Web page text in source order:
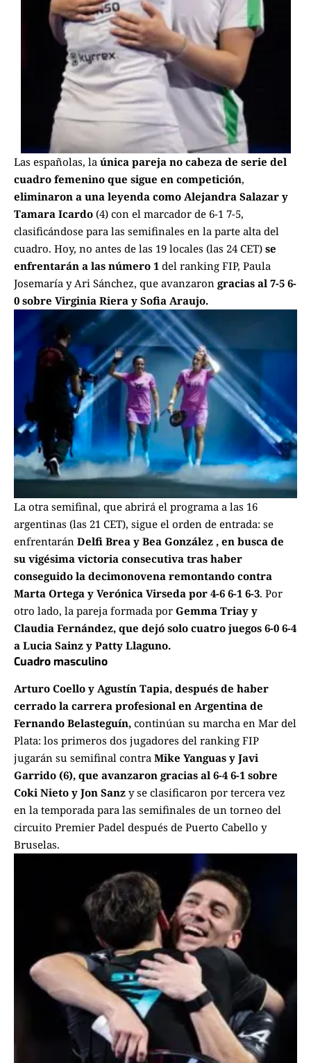
Las españolas, la única pareja no cabeza de serie del
cuadro femenino que sigue en competición,
eliminaron a una leyenda como Alejandra Salazar y
Tamara Icardo (4) con el marcador de 6-1 7-5,
clasificándose para las semifinales en la parte alta del
cuadro. Hoy, no antes de las 19 locales (las 24 CET) se
enfrentarán a las número 1 del ranking FIP, Paula
Josemaría y Ari Sánchez, que avanzaron gracias al 7-5 6-
0 sobre Virginia Riera y Sofia Araujo.
La otra semifinal, que abrirá el programa a las 16
argentinas (las 21 CET), sigue el orden de entrada: se
enfrentarán Delfi Brea y Bea González , en busca de
su vigésima victoria consecutiva tras haber
conseguido la decimonovena remontando contra
Marta Ortega y Verónica Virseda por 4-6 6-1 6-3. Por
otro lado, la pareja formada por Gemma Triay y
Claudia Fernández, que dejó solo cuatro juegos 6-0 6-4
a Lucia Sainz y Patty Llaguno.
Cuadro masculino
Arturo Coello y Agustín Tapia, después de haber
cerrado la carrera profesional en Argentina de
Fernando Belasteguín, continúan su marcha en Mar del
Plata: los primeros dos jugadores del ranking FIP
jugarán su semifinal contra Mike Yanguas y Javi
Garrido (6), que avanzaron gracias al 6-4 6-1 sobre
Coki Nieto y Jon Sanz y se clasificaron por tercera vez
en la temporada para las semifinales de un torneo del
circuito Premier Padel después de Puerto Cabello y
Bruselas.